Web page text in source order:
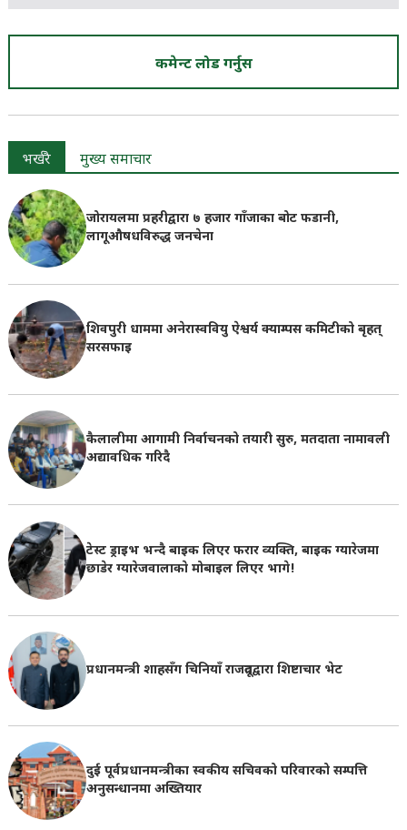
कमेन्ट लोड गर्नुस
भर्खरै मुख्य समाचार
जोरायलमा प्रहरीद्वारा ७ हजार गाँजाका बोट फडानी,
लागूऔषधविरुद्ध जनचेना
शिवपुरी धाममा अनेरास्ववियु ऐश्वर्य क्याम्पस कमिटीको बृहत्
सरसफाइ
कैलालीमा आगामी निर्वाचनको तयारी सुरु, मतदाता नामावली
अद्यावधिक गरिदै
टेस्ट ड्राइभ भन्दै बाइक लिएर फरार व्यक्ति, बाइक ग्यारेजमा
छाडेर ग्यारेजवालाकाे मोबाइल लिएर भागे!
प्रधानमन्त्री शाहसँग चिनियाँ राजदूतद्वारा शिष्टाचार भेट
दुई पूर्वप्रधानमन्त्रीका स्वकीय सचिवको परिवारको सम्पत्ति
अनुसन्धानमा अख्तियार